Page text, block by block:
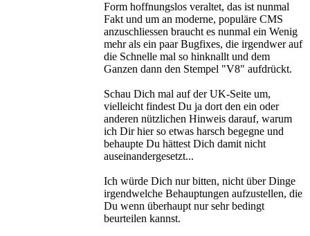
Form hoffnungslos veraltet, das ist nunmal
Fakt und um an moderne, populäre CMS
anzuschliessen braucht es nunmal ein Wenig
mehr als ein paar Bugfixes, die irgendwer auf
die Schnelle mal so hinknallt und dem
Ganzen dann den Stempel "V8" aufdrückt.
Schau Dich mal auf der UK-Seite um,
vielleicht findest Du ja dort den ein oder
anderen nützlichen Hinweis darauf, warum
ich Dir hier so etwas harsch begegne und
behaupte Du hättest Dich damit nicht
auseinandergesetzt...
Ich würde Dich nur bitten, nicht über Dinge
irgendwelche Behauptungen aufzustellen, die
Du wenn überhaupt nur sehr bedingt
beurteilen kannst.